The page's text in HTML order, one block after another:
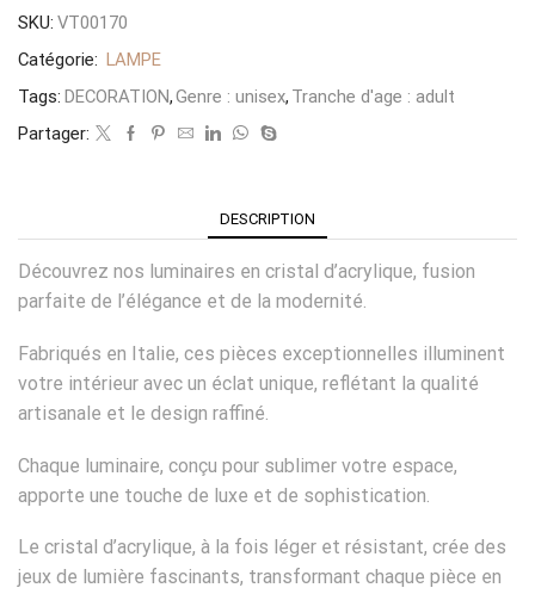
SKU: VT00170
Catégorie: LAMPE
Tags: DECORATION,Genre : unisex, Tranche d'age : adult
Partager:
DESCRIPTION
Découvrez nos luminaires en cristal d’acrylique, fusion
parfaite de l’élégance et de la modernité.
Fabriqués en Italie, ces pièces exceptionnelles illuminent
votre intérieur avec un éclat unique, reflétant la qualité
artisanale et le design raffiné.
Chaque luminaire, conçu pour sublimer votre espace,
apporte une touche de luxe et de sophistication.
Le cristal d’acrylique, à la fois léger et résistant, crée des
jeux de lumière fascinants, transformant chaque pièce en